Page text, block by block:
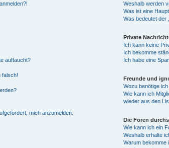
auftaucht?
falsch!
mich anzumelden.
Weshalb werden
Was ist eine
Was bedeutet der
Private
Ich kann keine
Ich bekomme
Ich habe eine
Freunde und
Wozu benötige
Wie kann ich
wieder aus den
Die Foren
Wie kann ich ein
Weshalb erhalte
Warum bekomme